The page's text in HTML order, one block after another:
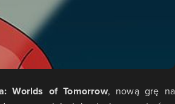
Worlds of Tomorrow, nową grę na